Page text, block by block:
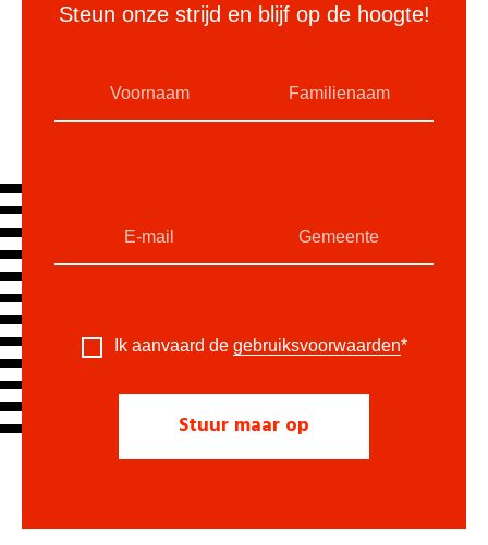
Steun onze strijd en blijf op de hoogte!
Ik aanvaard de gebruiksvoorwaarden*